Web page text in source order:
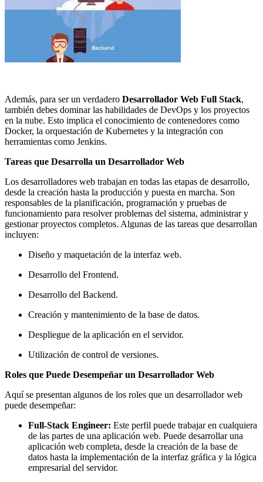
Además, para ser un verdadero Desarrollador Web Full Stack,
también debes dominar las habilidades de DevOps y los proyectos
en la nube. Esto implica el conocimiento de contenedores como
Docker, la orquestación de Kubernetes y la integración con
herramientas como Jenkins.
Tareas que Desarrolla un Desarrollador Web
Los desarrolladores web trabajan en todas las etapas de desarrollo,
desde la creación hasta la producción y puesta en marcha. Son
responsables de la planificación, programación y pruebas de
funcionamiento para resolver problemas del sistema, administrar y
gestionar proyectos completos. Algunas de las tareas que desarrollan
incluyen:
Diseño y maquetación de la interfaz web.
Desarrollo del Frontend.
Desarrollo del Backend.
Creación y mantenimiento de la base de datos.
Despliegue de la aplicación en el servidor.
Utilización de control de versiones.
Roles que Puede Desempeñar un Desarrollador Web
Aquí se presentan algunos de los roles que un desarrollador web
puede desempeñar:
Full-Stack Engineer: Este perfil puede trabajar en cualquiera
de las partes de una aplicación web. Puede desarrollar una
aplicación web completa, desde la creación de la base de
datos hasta la implementación de la interfaz gráfica y la lógica
empresarial del servidor.